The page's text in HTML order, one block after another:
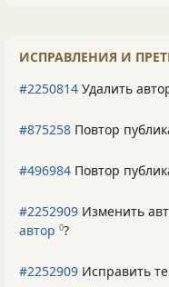
ИСПРАВЛЕНИЯ И
#2250814 Удалить
#875258 Повтор
#496984 Повтор
#2252909 Изменить
автор 0?
#2252909 Исправить